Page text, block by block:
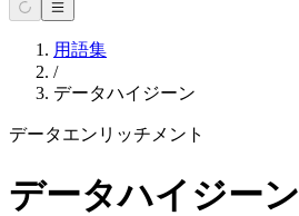
用語集
/
データハイジーン
データエンリッチメント
データハイジーン